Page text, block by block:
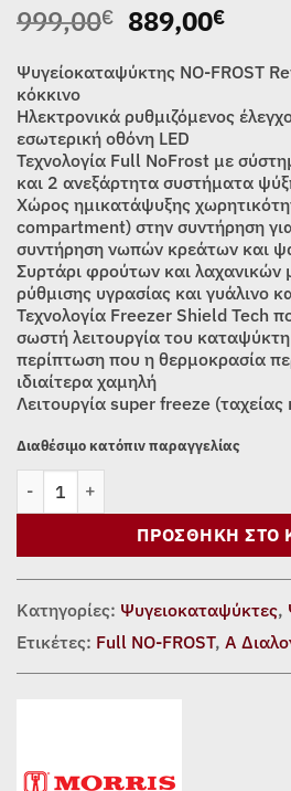
999,00€ Original
price
was:
999,00€.
889,00€Η
τιμή
είναι:
Ψυγείοκαταψύκτης NO-FROST
κόκκινο
Ηλεκτρονικά ρυθμιζόμενος
εσωτερική οθόνη LED
Τεχνολογία Full NoFrost με
και 2 ανεξάρτητα συστήματα
Χώρος ημικατάψυξης
compartment) στην συντήρηση
συντήρηση νωπών κρεάτων και
Συρτάρι φρούτων και λαχανικών
ρύθμισης υγρασίας και γυάλινο
Τεχνολογία Freezer Shield Tech
σωστή λειτουργία του
περίπτωση που η θερμοκρασία
ιδιαίτερα χαμηλή
Λειτουργία super freeze
Διαθέσιμο κατόπιν παραγγελίας
ΠΡΟΣΘΉΚΗ ΣΤΟ
Κατηγορίες: Ψυγειοκαταψύκτες,
Ετικέτες: Full NO-FROST, Α